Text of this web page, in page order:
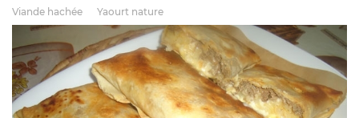
Viande hachée
Yaourt nature